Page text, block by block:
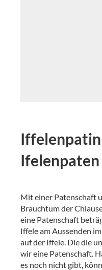
Mit einer Patenschaft
Brauchtum der
eine Patenschaft
Iffele am Aussenden
auf der Iffele. Die die
wir eine Patenschaft.
es noch nicht gibt,